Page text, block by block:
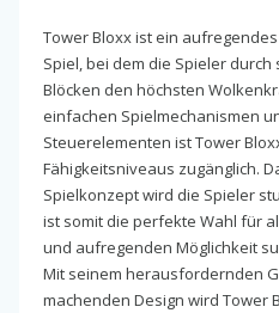
Tower Bloxx ist ein
Spiel, bei dem die Spieler
Blöcken den höchsten
einfachen Spielmechanismen
Steuerelementen ist Tower
Fähigkeitsniveaus zugänglich.
Spielkonzept wird die Spieler
ist somit die perfekte Wahl für
und aufregenden Möglichkeit
Mit seinem herausfordernden
machenden Design wird Tower